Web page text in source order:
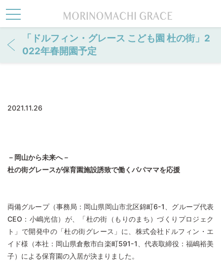
toggle navigation
navigation
「ドルフィン・グレース こども園 杜の街」2
022年春開園予定
2021.11.26
－岡山から未来へ－
杜の街グレースが保育園施設誘致で働くパパママを応援
両備グループ（事務局：岡山県岡山市北区錦町6-1、グループ代表
CEO：小嶋光信）が、「杜の街（もりのまち）づくりプロジェク
ト」で開発中の「杜の街グレース」に、株式会社ドルフィン・エ
イド様（本社：岡山県倉敷市白楽町591-1、代表取締役：福嶋裕美
子）による保育園の入居が決まりました。